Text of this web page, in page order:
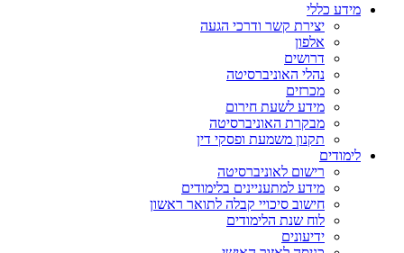
מידע כללי
יצירת קשר ודרכי הגעה
אלפון
דרושים
נהלי האוניברסיטה
מכרזים
מידע לשעת חירום
מבקרת האוניברסיטה
תקנון משמעת ופסקי דין
לימודים
רישום לאוניברסיטה
מידע למתעניינים בלימודים
חישוב סיכויי קבלה לתואר ראשון
לוח שנת הלימודים
ידיעונים